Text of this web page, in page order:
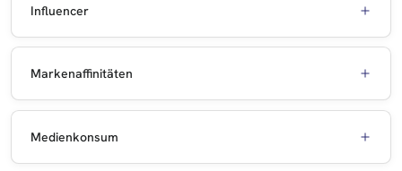
Influencer
Markenaffinitäten
Medienkonsum